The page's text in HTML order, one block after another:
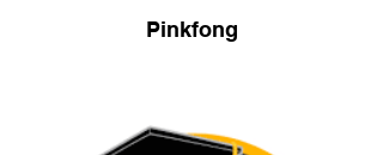
Pinkfong